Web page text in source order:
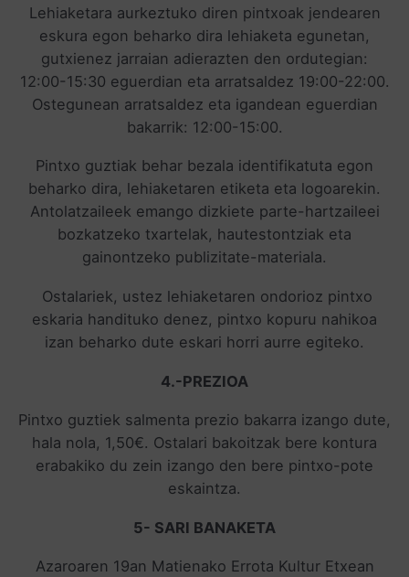
Lehiaketara aurkeztuko diren pintxoak jendearen
eskura egon beharko dira lehiaketa egunetan,
gutxienez jarraian adierazten den ordutegian:
12:00-15:30 eguerdian eta arratsaldez 19:00-22:00.
Ostegunean arratsaldez eta igandean eguerdian
bakarrik: 12:00-15:00.
Pintxo guztiak behar bezala identifikatuta egon
beharko dira, lehiaketaren etiketa eta logoarekin.
Antolatzaileek emango dizkiete parte-hartzaileei
bozkatzeko txartelak, hautestontziak eta
gainontzeko publizitate-materiala.
Ostalariek, ustez lehiaketaren ondorioz pintxo
eskaria handituko denez, pintxo kopuru nahikoa
izan beharko dute eskari horri aurre egiteko.
4.-PREZIOA
Pintxo guztiek salmenta prezio bakarra izango dute,
hala nola, 1,50€. Ostalari bakoitzak bere kontura
erabakiko du zein izango den bere pintxo-pote
eskaintza.
5- SARI BANAKETA
Azaroaren 19an Matienako Errota Kultur Etxean